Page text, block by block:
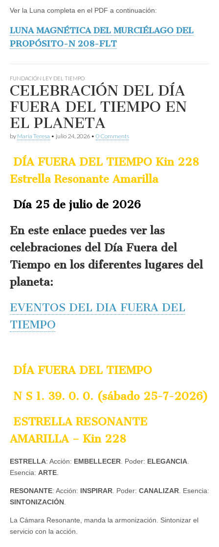
Ver la Luna completa en el PDF a continuación:
LUNA MAGNÉTICA DEL MURCIÉLAGO DEL
PROPÓSITO-N 208-FLT
FUNDACIÓN LEY DEL TIEMPO
CELEBRACIÓN DEL DÍA
FUERA DEL TIEMPO EN
EL PLANETA
by Maria Teresa • julio 24, 2026 • 0 Comments
DÍA FUERA DEL TIEMPO Kin 228
Estrella Resonante Amarilla
Día 25 de julio de 2026
En este enlace puedes ver las
celebraciones del Día Fuera del
Tiempo en los diferentes lugares del
planeta:
EVENTOS DEL DIA FUERA DEL
TIEMPO
DÍA FUERA DEL TIEMPO
N S 1. 39. 0. 0. (sábado 25-7-2026)
ESTRELLA RESONANTE
AMARILLA – Kin 228
ESTRELLA: Acción: EMBELLECER. Poder: ELEGANCIA.
Esencia: ARTE.
RESONANTE: Acción: INSPIRAR. Poder: CANALIZAR. Esencia:
SINTONIZACIÓN.
La Cámara Resonante, manda la armonización. Sintonizar el
servicio con la acción.